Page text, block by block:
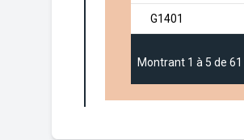
G1401
Montrant 1 à 5 de 61